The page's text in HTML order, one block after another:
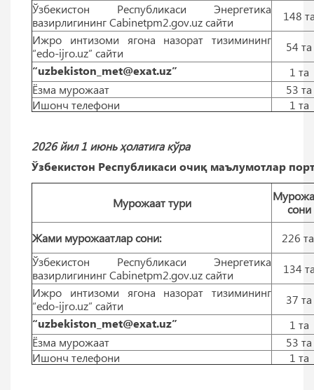
Ўзбекистон Республикаси Энергетика
вазирлигининг Cabinetpm2.gov.uz сайти
148
Ижро интизоми ягона назорат тизимининг
“edo-ijro.uz” сайти
54 тa
“uzbekiston_met@exat.uz”
1 тa
Ёзма мурожаат
53 тa
Ишонч телефони
1 тa
2026 йил 1 июнь ҳолатига кўра
Ўзбекистон Республикаси очиқ маълумотлар
Мурожаат тури
сони
Жами мурожаатлар сони:
226
Ўзбекистон Республикаси Энергетика
вазирлигининг Cabinetpm2.gov.uz сайти
134
Ижро интизоми ягона назорат тизимининг
“edo-ijro.uz” сайти
37 тa
“uzbekiston_met@exat.uz”
1 тa
Ёзма мурожаат
53 тa
Ишонч телефони
1 тa